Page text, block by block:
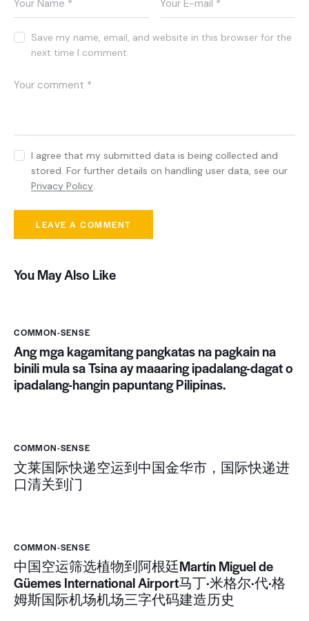
Save my name, email, and website in this browser for the
next time I comment.
I agree that my submitted data is being collected and
stored. For further details on handling user data, see our
Privacy Policy.
You May Also Like
COMMON-SENSE
Ang mga kagamitang pangkatas na pagkain na
binili mula sa Tsina ay maaaring ipadalang-dagat o
ipadalang-hangin papuntang Pilipinas.
COMMON-SENSE
文莱国际快递空运到中国金华市，国际快递进
口清关到门
COMMON-SENSE
中国空运筛选植物到阿根廷Martín Miguel de
Güemes International Airport马丁·米格尔·代·格
姆斯国际机场机场三字代码建造历史